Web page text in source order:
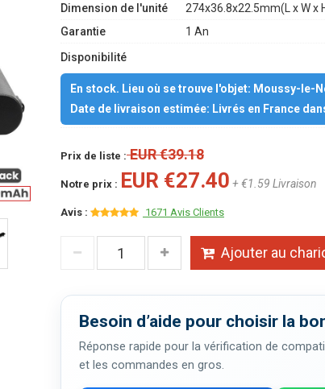
Dimension de l'unité
274x36.8x22.5mm(L x W x
Garantie
1 An
Disponibilité
En stock. Lieu où se trouve l'objet: Moussy-le-
Date de livraison estimée: Livrés en France
Prix de liste :EUR €39.18
Notre prix : EUR €27.40 + €1.59 Livraison
Avis : 1671 Avis Clients
Ajouter au
Besoin d’aide pour choisir la
Réponse rapide pour la vérification de
et les commandes en gros.